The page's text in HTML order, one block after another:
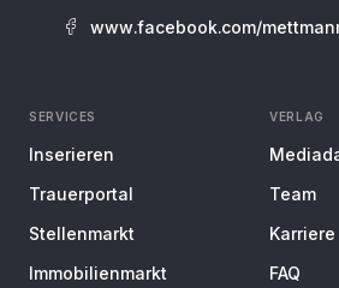
www.facebook.com/
SERVICES
Inserieren
Trauerportal
Stellenmarkt
Immobilienmarkt
VERLAG
Team
Karriere
FAQ